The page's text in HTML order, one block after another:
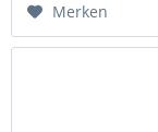
Merken